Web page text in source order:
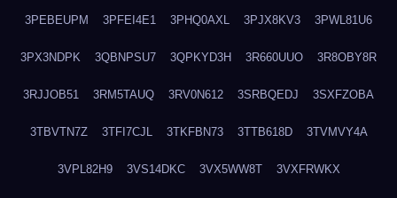
3PEBEUPM 3PFEI4E1 3PHQ0AXL 3PJX8KV3 3PWL81U6
3PX3NDPK 3QBNPSU7 3QPKYD3H 3R660UUO 3R8OBY8R
3RJJOB51 3RM5TAUQ 3RV0N612 3SRBQEDJ 3SXFZOBA
3TBVTN7Z 3TFI7CJL 3TKFBN73 3TTB618D 3TVMVY4A
3VPL82H9 3VS14DKC 3VX5WW8T 3VXFRWKX